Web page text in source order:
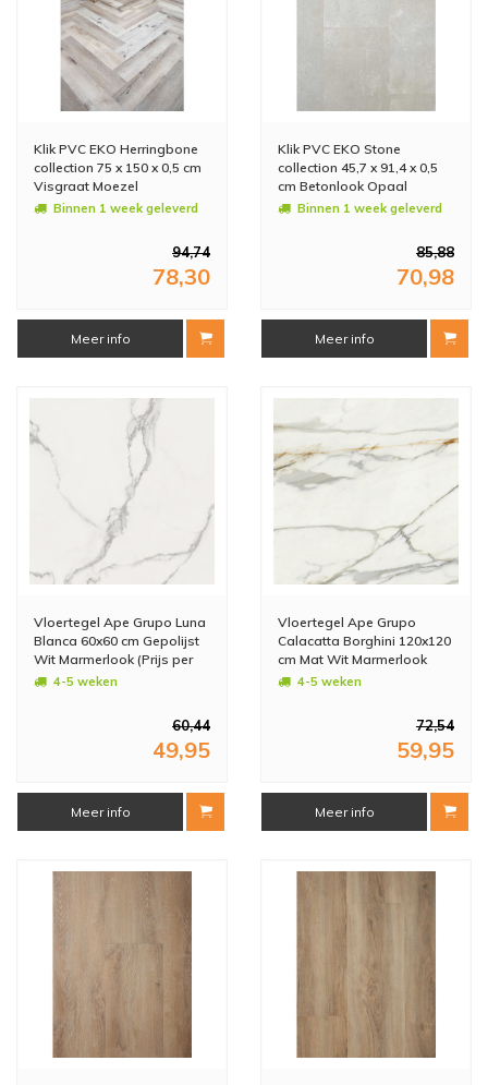
Klik PVC EKO Herringbone
collection 75 x 150 x 0,5 cm
Visgraat Moezel
(Doosinhoud: 1,8 m2)
Binnen 1 week geleverd
94,74
78,30
Meer info
Klik PVC EKO Stone
collection 45,7 x 91,4 x 0,5
cm Betonlook Opaal
(Doosinhoud: 1,67 m2)
Binnen 1 week geleverd
85,88
70,98
Meer info
Vloertegel Ape Grupo Luna
Blanca 60x60 cm Gepolijst
Wit Marmerlook (Prijs per
M2)4-5 weken
60,44
49,95
Meer info
Vloertegel Ape Grupo
Calacatta Borghini 120x120
cm Mat Wit Marmerlook
(Prijs per M2)
4-5 weken
72,54
59,95
Meer info